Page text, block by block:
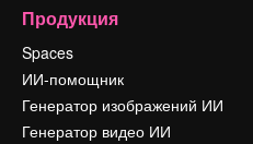
Продукция
Spaces
ИИ-помощник
Генератор изображений ИИ
Генератор видео ИИ